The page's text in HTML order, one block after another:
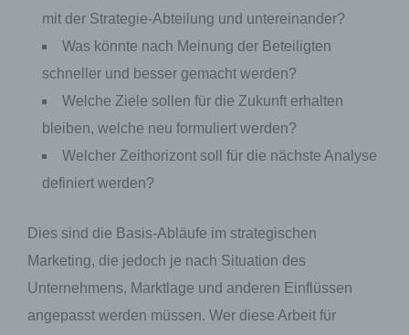
mit der Strategie-Abteilung und untereinander?
Was könnte nach Meinung der Beteiligten
schneller und besser gemacht werden?
Welche Ziele sollen für die Zukunft erhalten
bleiben, welche neu formuliert werden?
Welcher Zeithorizont soll für die nächste Analyse
definiert werden?
Dies sind die Basis-Abläufe im strategischen
Marketing, die jedoch je nach Situation des
Unternehmens, Marktlage und anderen Einflüssen
angepasst werden müssen. Wer diese Arbeit für
Die Internetseite erfasst mit jedem Aufruf der
Internetseite durch eine betroffene Person oder ein
automatisiertes System eine Reihe von
allgemeinen Daten und Informationen werden in
den Logfiles des Servers gespeichert. Erfasst
und Versionen, (2) das vom zugreifenden System
von welcher ein zugreifendes System auf unsere
Internetseite gelangt (sogenannte Referrer), (4) die
werden, (5) das Datum und die Uhrzeit eines
Zugriffs auf die Internetseite, (6) eine Internet-
Protokoll-Adresse (IP-Adresse), (7) der Internet-
(8) sonstige ähnliche Daten und Informationen, die
der Gefahrenabwehr im Falle von Angriffen auf
unsere informationstechnologischen Systeme